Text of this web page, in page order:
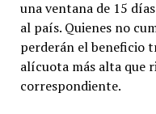
una ventana de 15
al país. Quienes no
perderán el beneficio
alícuota más alta que
correspondiente.